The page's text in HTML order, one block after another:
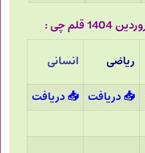
ریاضی انسانی
📥دریافت 📥دریافت